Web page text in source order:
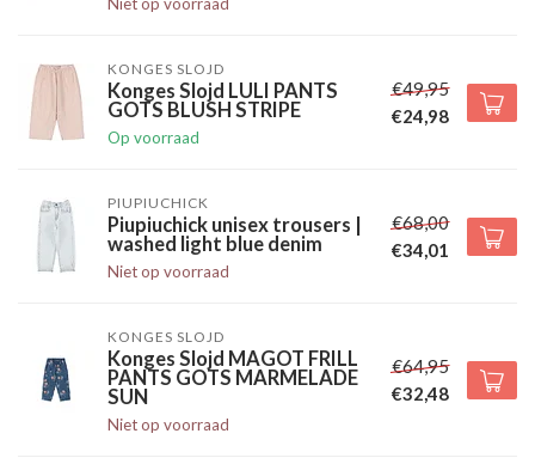
KONGES SLOJD
Konges Slojd LULI PANTS
GOTS BLUSH STRIPE
Op voorraad
€49,95
€24,98
PIUPIUCHICK
Piupiuchick unisex trousers |
washed light blue denim
Niet op voorraad
€68,00
€34,01
KONGES SLOJD
Konges Slojd MAGOT FRILL
PANTS GOTS MARMELADE
SUN
Niet op voorraad
€64,95
€32,48